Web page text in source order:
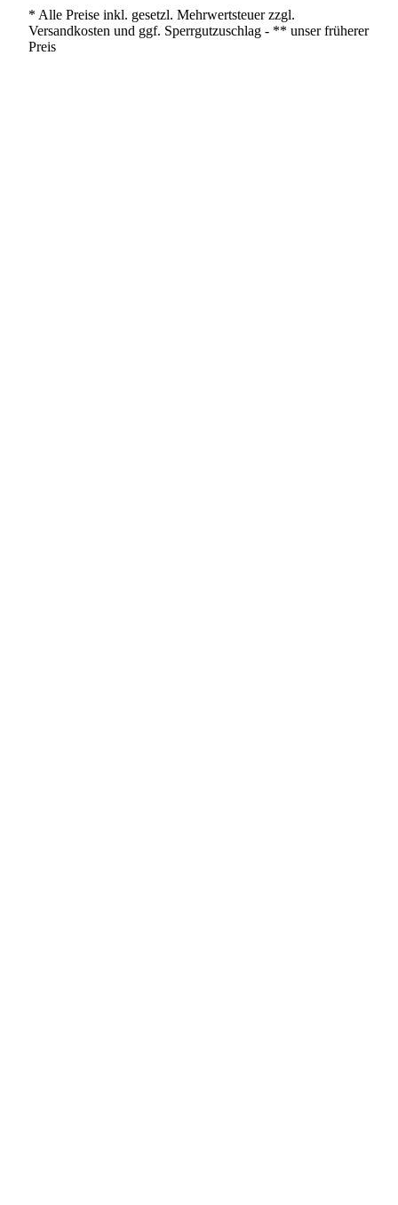
* Alle Preise inkl. gesetzl. Mehrwertsteuer zzgl.
Versandkosten und ggf. Sperrgutzuschlag - ** unser früherer
Preis